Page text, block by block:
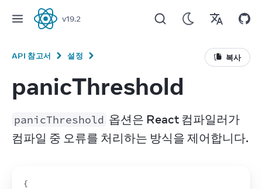
React
v19.2
API 참고서 설정 복사
panicThreshold
panicThreshold 옵션은 React 컴파일러가
컴파일 중 오류를 처리하는 방식을 제어합니다.
{